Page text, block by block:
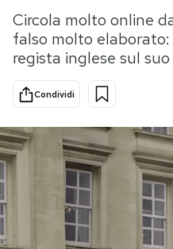
Scienza
Cultura
Sport
PODCAST
NEWSLETTER
Circola molto online
falso molto
regista inglese sul
Condividi